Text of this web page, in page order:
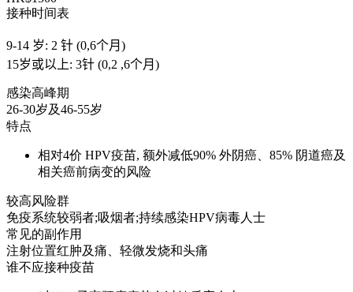
接种时间表
9-14 岁: 2 针 (0,6个月)
15岁或以上: 3针 (0,2 ,6个月)
感染高峰期
26-30岁及46-55岁
特点
相对4价 HPV疫苗, 额外减低90% 外阴癌、85% 阴道癌及
相关癌前病变的风险
较高风险群
免疫系统较弱者;吸烟者;持续感染HPV病毒人士
常见的副作用
注射位置红肿及痛、轻微发烧和头痛
谁不应接种疫苗